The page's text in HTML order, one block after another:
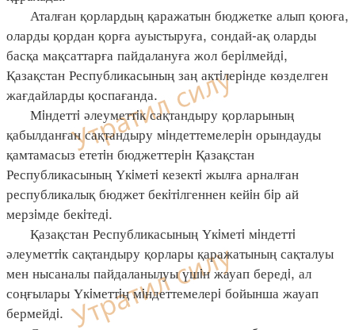
Аталған қорлардың қаражатын бюджетке алып қоюға,
оларды қордан қорға ауыстыруға, сондай-ақ оларды
басқа мақсаттарға пайдалануға жол берiлмейдi,
Қазақстан Республикасының заң актiлерiнде көзделген
жағдайларды қоспағанда.
Мiндеттi әлеуметтiк сақтандыру қорларының
қабылданған сақтандыру мiндеттемелерiн орындауды
қамтамасыз ететiн бюджеттерiн Қазақстан
Республикасының Үкiметi кезектi жылға арналған
республикалық бюджет бекiтiлгеннен кейiн бiр ай
мерзiмде бекiтедi.
Қазақстан Республикасының Үкiметi мiндеттi
әлеуметтiк сақтандыру қорлары қаражатының сақталуы
мен нысаналы пайдаланылуы үшiн жауап бередi, ал
соңғылары Үкiметтiң мiндеттемелерi бойынша жауап
бермейдi.